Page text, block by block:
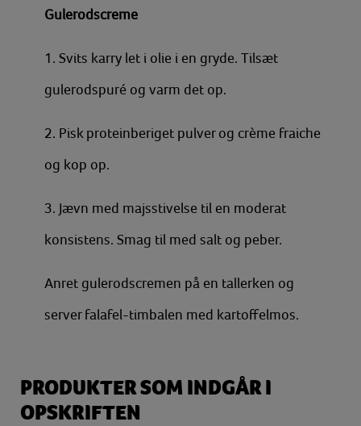
Gulerodscreme
1. Svits karry let i olie i en gryde. Tilsæt
gulerodspuré og varm det op.
2. Pisk proteinberiget pulver og crème fraiche
og kop op.
3. Jævn med majsstivelse til en moderat
konsistens. Smag til med salt og peber.
Anret gulerodscremen på en tallerken og
server falafel-timbalen med kartoffelmos.
PRODUKTER SOM INDGÅR I
OPSKRIFTEN